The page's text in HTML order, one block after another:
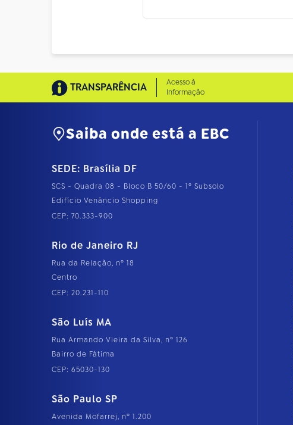
TRANSPARÊNCIA
Acesso à
Informação
Saiba onde está a EBC
SEDE: Brasília DF
SCS - Quadra 08 - Bloco B 50/60 - 1º Subsolo
Edifício Venâncio Shopping
CEP: 70.333-900
Rio de Janeiro RJ
Rua da Relação, nº 18
Centro
CEP: 20.231-110
São Luís MA
Rua Armando Vieira da Silva, nº 126
Bairro de Fátima
CEP: 65030-130
São Paulo SP
Avenida Mofarrej, nº 1.200